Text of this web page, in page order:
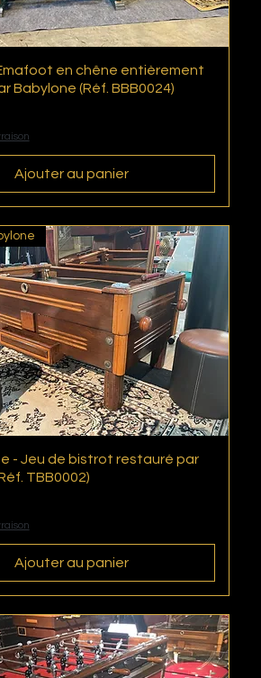
Aperçu rapide
en chêne entièrement
Babylone (Réf. BBB0024)
Ajouter au panier
Aperçu rapide
- Jeu de bistrot restauré par
TBB0002)
Ajouter au panier